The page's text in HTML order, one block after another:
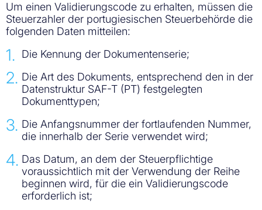
Um einen Validierungscode zu erhalten, müssen die
Steuerzahler der portugiesischen Steuerbehörde die
folgenden Daten mitteilen:
Die Kennung der Dokumentenserie;
Die Art des Dokuments, entsprechend den in der
Datenstruktur SAF-T (PT) festgelegten
Dokumenttypen;
Die Anfangsnummer der fortlaufenden Nummer,
die innerhalb der Serie verwendet wird;
Das Datum, an dem der Steuerpflichtige
voraussichtlich mit der Verwendung der Reihe
beginnen wird, für die ein Validierungscode
erforderlich ist;